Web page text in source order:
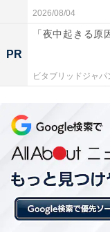
2026/08/04
PR
「夜中起きる原
ビタブリッドジャパ